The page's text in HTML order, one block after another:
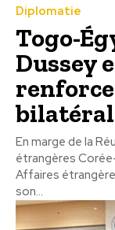
Diplomatie
Togo-
Dussey
bilatéral
En marge de la
étrangères
Affaires
son...